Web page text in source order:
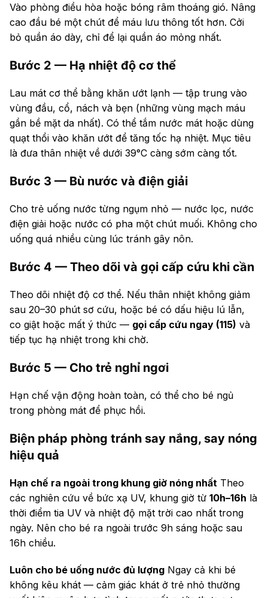
Vào phòng điều hòa hoặc bóng râm thoáng gió. Nâng
cao đầu bé một chút để máu lưu thông tốt hơn. Cởi
bỏ quần áo dày, chỉ để lại quần áo mỏng nhất.
Bước 2 — Hạ nhiệt độ cơ thể
Lau mát cơ thể bằng khăn ướt lạnh — tập trung vào
vùng đầu, cổ, nách và bẹn (những vùng mạch máu
gần bề mặt da nhất). Có thể tắm nước mát hoặc dùng
quạt thổi vào khăn ướt để tăng tốc hạ nhiệt. Mục tiêu
là đưa thân nhiệt về dưới 39°C càng sớm càng tốt.
Bước 3 — Bù nước và điện giải
Cho trẻ uống nước từng ngụm nhỏ — nước lọc, nước
điện giải hoặc nước có pha một chút muối. Không cho
uống quá nhiều cùng lúc tránh gây nôn.
Bước 4 — Theo dõi và gọi cấp cứu khi cần
Theo dõi nhiệt độ cơ thể. Nếu thân nhiệt không giảm
sau 20–30 phút sơ cứu, hoặc bé có dấu hiệu lú lẫn,
co giật hoặc mất ý thức — gọi cấp cứu ngay (115) và
tiếp tục hạ nhiệt trong khi chờ.
Bước 5 — Cho trẻ nghỉ ngơi
Hạn chế vận động hoàn toàn, có thể cho bé ngủ
trong phòng mát để phục hồi.
Biện pháp phòng tránh say nắng, say nóng
hiệu quả
Hạn chế ra ngoài trong khung giờ nóng nhất Theo
các nghiên cứu về bức xạ UV, khung giờ từ 10h–16h là
thời điểm tia UV và nhiệt độ mặt trời cao nhất trong
ngày. Nên cho bé ra ngoài trước 9h sáng hoặc sau
16h chiều.
Luôn cho bé uống nước đủ lượng Ngay cả khi bé
không kêu khát — cảm giác khát ở trẻ nhỏ thường